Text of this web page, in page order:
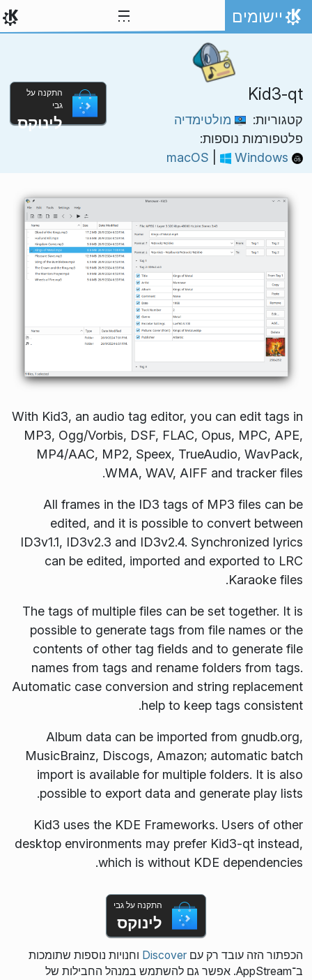
דילוג לתוכן
אתר הבית
יישומים
Kid3-qt
קטגוריות:
מולטימדיה
פלטפורמות נוספות:
Windows
התקנה על
גבי
לינוקס
With Kid3, an audio tag editor, you can edit tags in
MP3, Ogg/Vorbis, DSF, FLAC, Opus, MPC, APE,
MP4/AAC, MP2, Speex, TrueAudio, WavPack,
WMA, WAV, AIFF and tracker files.
All frames in the ID3 tags of MP3 files can be
edited, and it is possible to convert between
ID3v1.1, ID3v2.3 and ID3v2.4. Synchronized lyrics
can be edited, imported and exported to LRC
Karaoke files.
The tags of multiple files can be set together. It is
possible to generate tags from file names or the
contents of other tag fields and to generate file
names from tags and rename folders from tags.
Automatic case conversion and string replacement
help to keep tags consistent.
Album data can be imported from gnudb.org,
MusicBrainz, Discogs, Amazon; automatic batch
import is available for multiple folders. It is also
possible to export data and generate play lists.
Kid3 uses the KDE Frameworks. Users of other
desktop environments may prefer Kid3-qt instead,
which is without KDE dependencies.
התקנה על גבי
לינוקס
הכפתור הזה עובד רק עםDiscover וחנויות נוספות שתומכות
ב־AppStream. אפשר גם להשתמש במנהל החבילות של